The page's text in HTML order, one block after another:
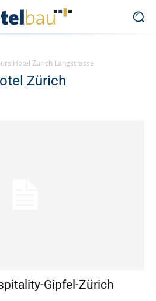
Hotel Zürich Langstrasse
Zürich
Gipfel-Zürich